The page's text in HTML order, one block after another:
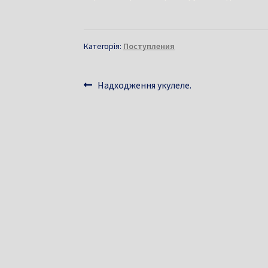
Категорія: Поступления
Навігація
Попередні
Надходження укулеле.